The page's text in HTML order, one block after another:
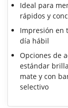
Ideal para
rápidos y
Impresión en
día hábil
Opciones de
estándar
mate y con
selectivo